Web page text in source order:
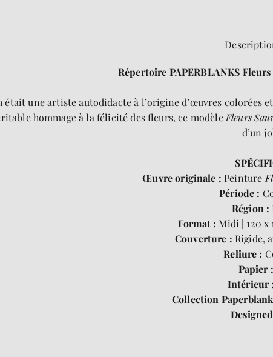
Répertoire PAPERBLANKS
était une artiste autodidacte à l’origine d’œuvres colorées
hommage à la félicité des fleurs, ce modèleFleurs
d’un
SPÉ
Œuvre originale : Peinture
Période :
Région :
Format : Midi | 120 x
Couverture : Rigide,
Reliure :
Papier :
Intérieur :
Collection